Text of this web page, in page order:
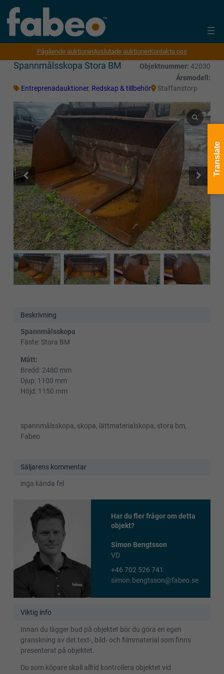
Pågående auktionerAvslutade auktionerKontakta oss
Spannmålsskopa Stora BM Objektnummer: 42030
Årsmodell:
Entreprenadauktioner, Redskap & tillbehör Staffanstorp
Beskrivning
Spannmålsskopa
Fäste: Stora BM
Mått:
Bredd: 2480 mm
Djup: 1100 mm
Höjd: 1150 mm
spannmålsskopa, skopa, lättmaterialskopa, stora bm,
Fabeo
Säljarens kommentar
inga kända fel
Har du fler frågor om detta
objekt?
Simon Bengtsson
VD
+46 702 526 741
simon.bengtsson@fabeo.se
Viktig info
Innan du lägger bud på objektet bör du göra en egen
granskning av det text-, bild- och filmmaterial som finns
presenterat på objektet.
Du som köpare skall alltid kontrollera objektet vid
Translate